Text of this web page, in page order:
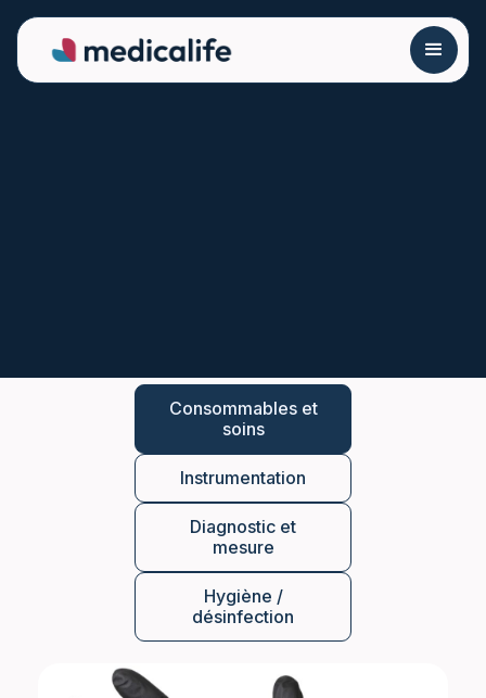
Consommables et
soins
Instrumentation
Diagnostic et
mesure
Hygiène /
désinfection